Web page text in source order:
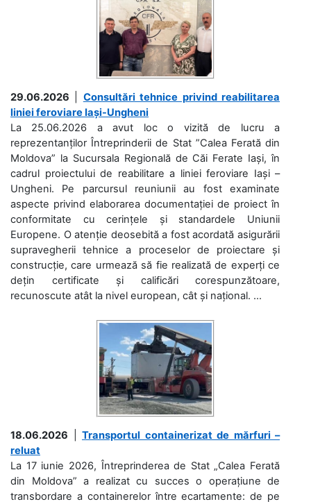
29.06.2026
Consultări tehnice privind reabilitarea
liniei feroviare Iași-Ungheni
La 25.06.2026 a avut loc o vizită de lucru a
reprezentanților Întreprinderii de Stat ”Calea Ferată din
Moldova” la Sucursala Regională de Căi Ferate Iași, în
cadrul proiectului de reabilitare a liniei feroviare Iași –
Ungheni. Pe parcursul reuniunii au fost examinate
aspecte privind elaborarea documentației de proiect în
conformitate cu cerințele și standardele Uniunii
Europene. O atenție deosebită a fost acordată asigurării
supravegherii tehnice a proceselor de proiectare și
construcție, care urmează să fie realizată de experți ce
dețin certificate și calificări corespunzătoare,
recunoscute atât la nivel european, cât și național. ...
18.06.2026
Transportul containerizat de mărfuri –
reluat
La 17 iunie 2026, Întreprinderea de Stat „Calea Ferată
din Moldova” a realizat cu succes o operațiune de
transbordare a containerelor între ecartamente: de pe